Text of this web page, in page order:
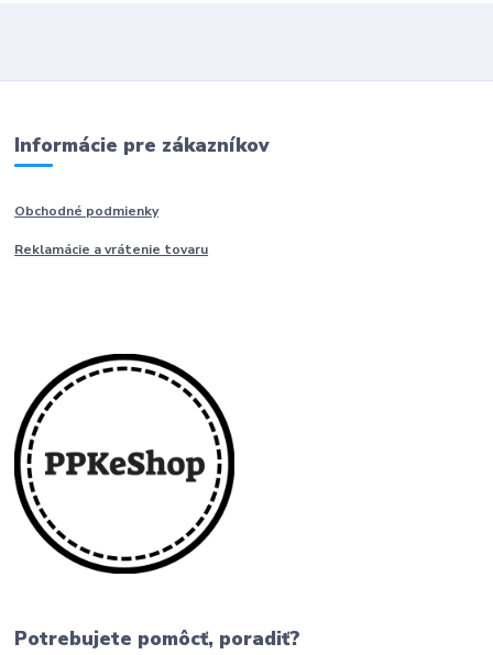
Informácie pre zákazníkov
Obchodné podmienky
Reklamácie a vrátenie tovaru
Potrebujete pomôcť, poradiť?